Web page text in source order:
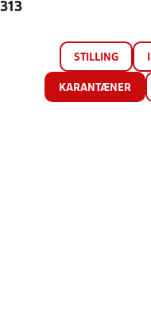
313
STILLING
KARANTÆNER